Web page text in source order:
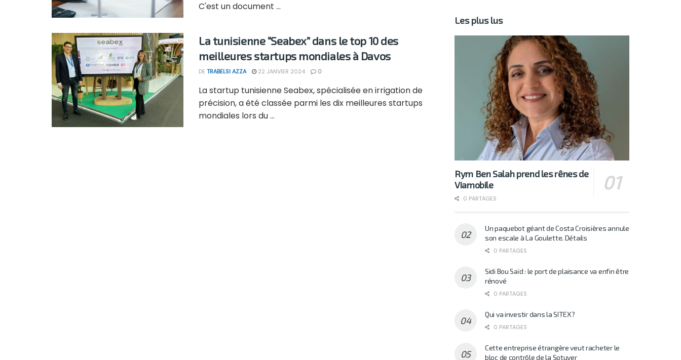
C'est un document ...
La tunisienne “Seabex” dans le top 10 des
meilleures startups mondiales à Davos
DE TRABELSI AZZA 22 JANVIER 2024 0
La startup tunisienne Seabex, spécialisée en irrigation de
précision, a été classée parmi les dix meilleures startups
mondiales lors du ...
Les plus lus
Rym Ben Salah prend les rênes de
Viamobile
0 PARTAGES
Un paquebot géant de Costa Croisières annule
son escale à La Goulette. Détails
0 PARTAGES
Sidi Bou Saïd : le port de plaisance va enfin être
rénové
0 PARTAGES
Qui va investir dans la SITEX?
0 PARTAGES
Cette entreprise étrangère veut racheter le
bloc de contrôle de la Sotuver